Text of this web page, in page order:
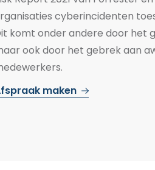
cyberincidenten
komt onder andere door het
ook door het gebrek aan
maken